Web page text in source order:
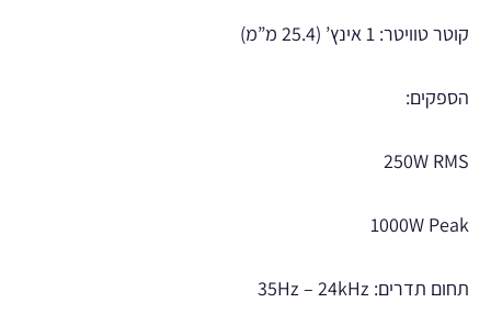
קוטר טוויטר: 1 אינץ’ (25.4 מ”מ)
הספקים:
250W RMS
1000W Peak
תחום תדרים: 35Hz – 24kHz